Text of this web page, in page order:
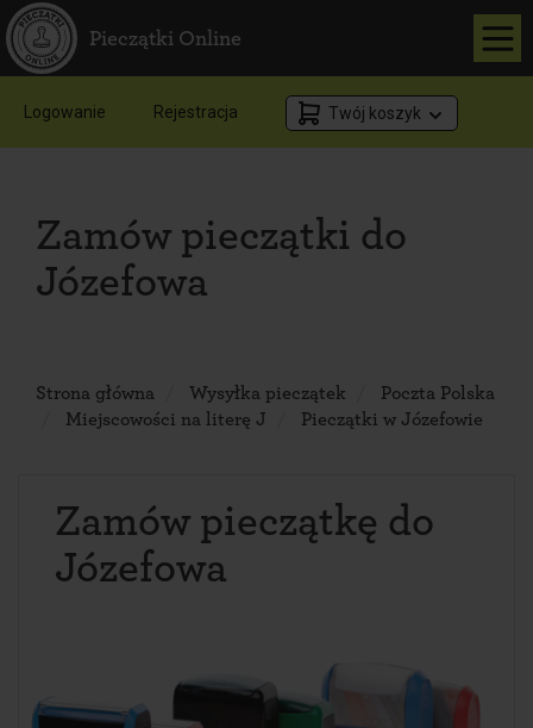
Pieczątki Online
Logowanie Rejestracja Twój koszyk
Zamów pieczątki do
Józefowa
Strona główna Wysyłka pieczątek
Poczta Polska
Miejscowości na literę J
Pieczątki w Józefowie
Zamów pieczątkę do
Józefowa